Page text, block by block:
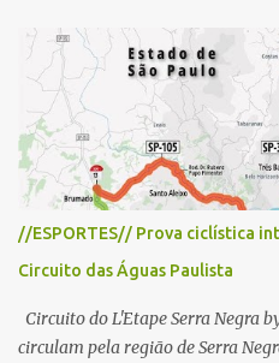
i
o
s
//ESPORTES// Prova ciclística
Circuito das Águas Paulista
Circuito do L'Etape Serra Negra
circulam pela região de Serra